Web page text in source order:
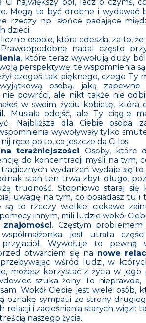
Ci największy ból, lecz o czymś,
Mogą to być drobne i wydawać
rzeczy np. słońce padające
dzieci;
osobie, która odeszła, za to, że
nadal często
, które teraz wywołują duży
perspektywę: te wspomnienia
czegoś tak pięknego, czego Ty
osobą, jaką zapewne
nie powróci, ale nikt także nie
w swoim życiu kobietę, która
Musiała odejść, ale Ty ciągle
Najbliższa dla Ciebie osoba
wywoływały tylko
ręce po to, co jeszcze da Ci los.
teraźniejszości. Osoby, które
do koncentracji myśli na tym,
wydarzeń wydaje się to
stan ten trwa zbyt długo,
trudność. Stopniowo staraj się
uwagę na tym, co posiadasz tu i
są to rzeczy wielkie: ciekawe
innym, mili ludzie wokół
. Częstym
jest utrata
Wywołuje to pewną
otwarciem się na nowe
wśród ludzi, w
możesz korzystać z życia w jego
szuka żony. To
Wokół Ciebie jest wiele osób,
oznakę sympatii ze strony
relacji i zacieśniania starych więzi:
naszego życia.